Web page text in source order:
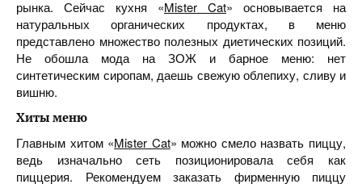
рынка. Сейчас кухня «Mister Cat» основывается на
натуральных органических продуктах, в меню
представлено множество полезных диетических позиций.
Не обошла мода на ЗОЖ и барное меню: нет
синтетическим сиропам, даешь свежую облепиху, сливу и
вишню.
Хиты меню
Главным хитом «Mister Cat» можно смело назвать пиццу,
ведь изначально сеть позиционировала себя как
пиццерия. Рекомендуем заказать фирменную пиццу